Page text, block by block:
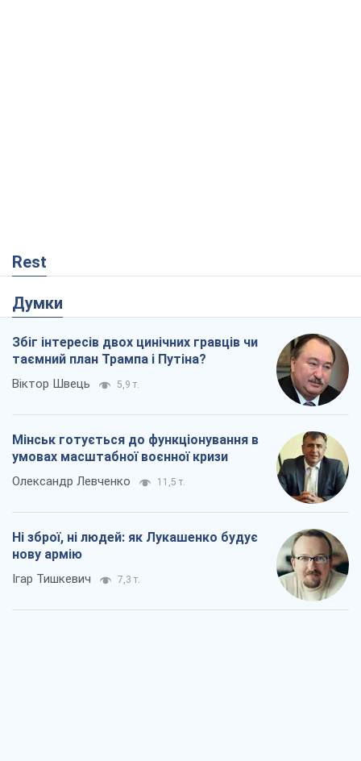
Rest
Думки
Збіг інтересів двох цинічних гравців чи
таємний план Трампа і Путіна?
Віктор Швець 5,9 т.
Мінськ готується до функціонування в
умовах масштабної воєнної кризи
Олександр Левченко 11,5 т.
Ні зброї, ні людей: як Лукашенко будує
нову армію
Ігар Тишкевич 7,3 т.